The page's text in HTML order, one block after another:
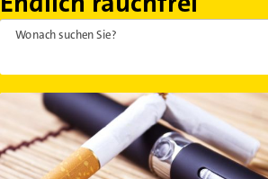
Wonach suchen Sie?